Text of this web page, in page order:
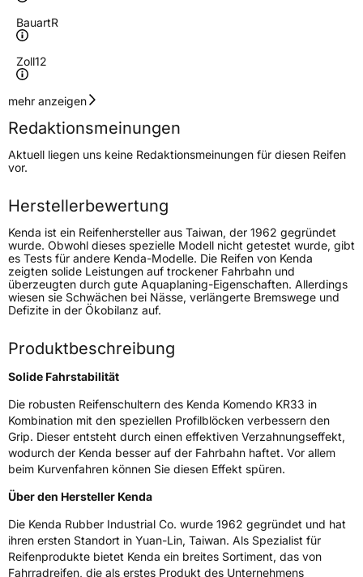
BauartR
Zoll12
Geschwindigkeitsindex
Höchstgeschwindigkeit
140 km/h
Lastindex88/86
Höchstlast560/530 kg
Generelle Merkmale
Fahrzeugtyp Transporter
Verwendung Sommerreifen
FahrzeugartTransporter
Weitere Eigenschaften
SchlauchtypTL
ZustandNeureifen
EU Label
mehr anzeigen
Redaktionsmeinungen
Aktuell liegen uns keine Redaktionsmeinungen für diesen Reifen
vor.
Herstellerbewertung
Kenda ist ein Reifenhersteller aus Taiwan, der 1962 gegründet
wurde. Obwohl dieses spezielle Modell nicht getestet wurde, gibt
es Tests für andere Kenda-Modelle. Die Reifen von Kenda
zeigten solide Leistungen auf trockener Fahrbahn und
überzeugten durch gute Aquaplaning-Eigenschaften. Allerdings
wiesen sie Schwächen bei Nässe, verlängerte Bremswege und
Defizite in der Ökobilanz auf.
Produktbeschreibung
Solide Fahrstabilität
Die robusten Reifenschultern des Kenda Komendo KR33 in
Kombination mit den speziellen Profilblöcken verbessern den
Grip. Dieser entsteht durch einen effektiven Verzahnungseffekt,
wodurch der Kenda besser auf der Fahrbahn haftet. Vor allem
beim Kurvenfahren können Sie diesen Effekt spüren.
Über den Hersteller Kenda
Die Kenda Rubber Industrial Co. wurde 1962 gegründet und hat
ihren ersten Standort in Yuan-Lin, Taiwan. Als Spezialist für
Reifenprodukte bietet Kenda ein breites Sortiment, das von
Fahrradreifen, die als erstes Produkt des Unternehmens